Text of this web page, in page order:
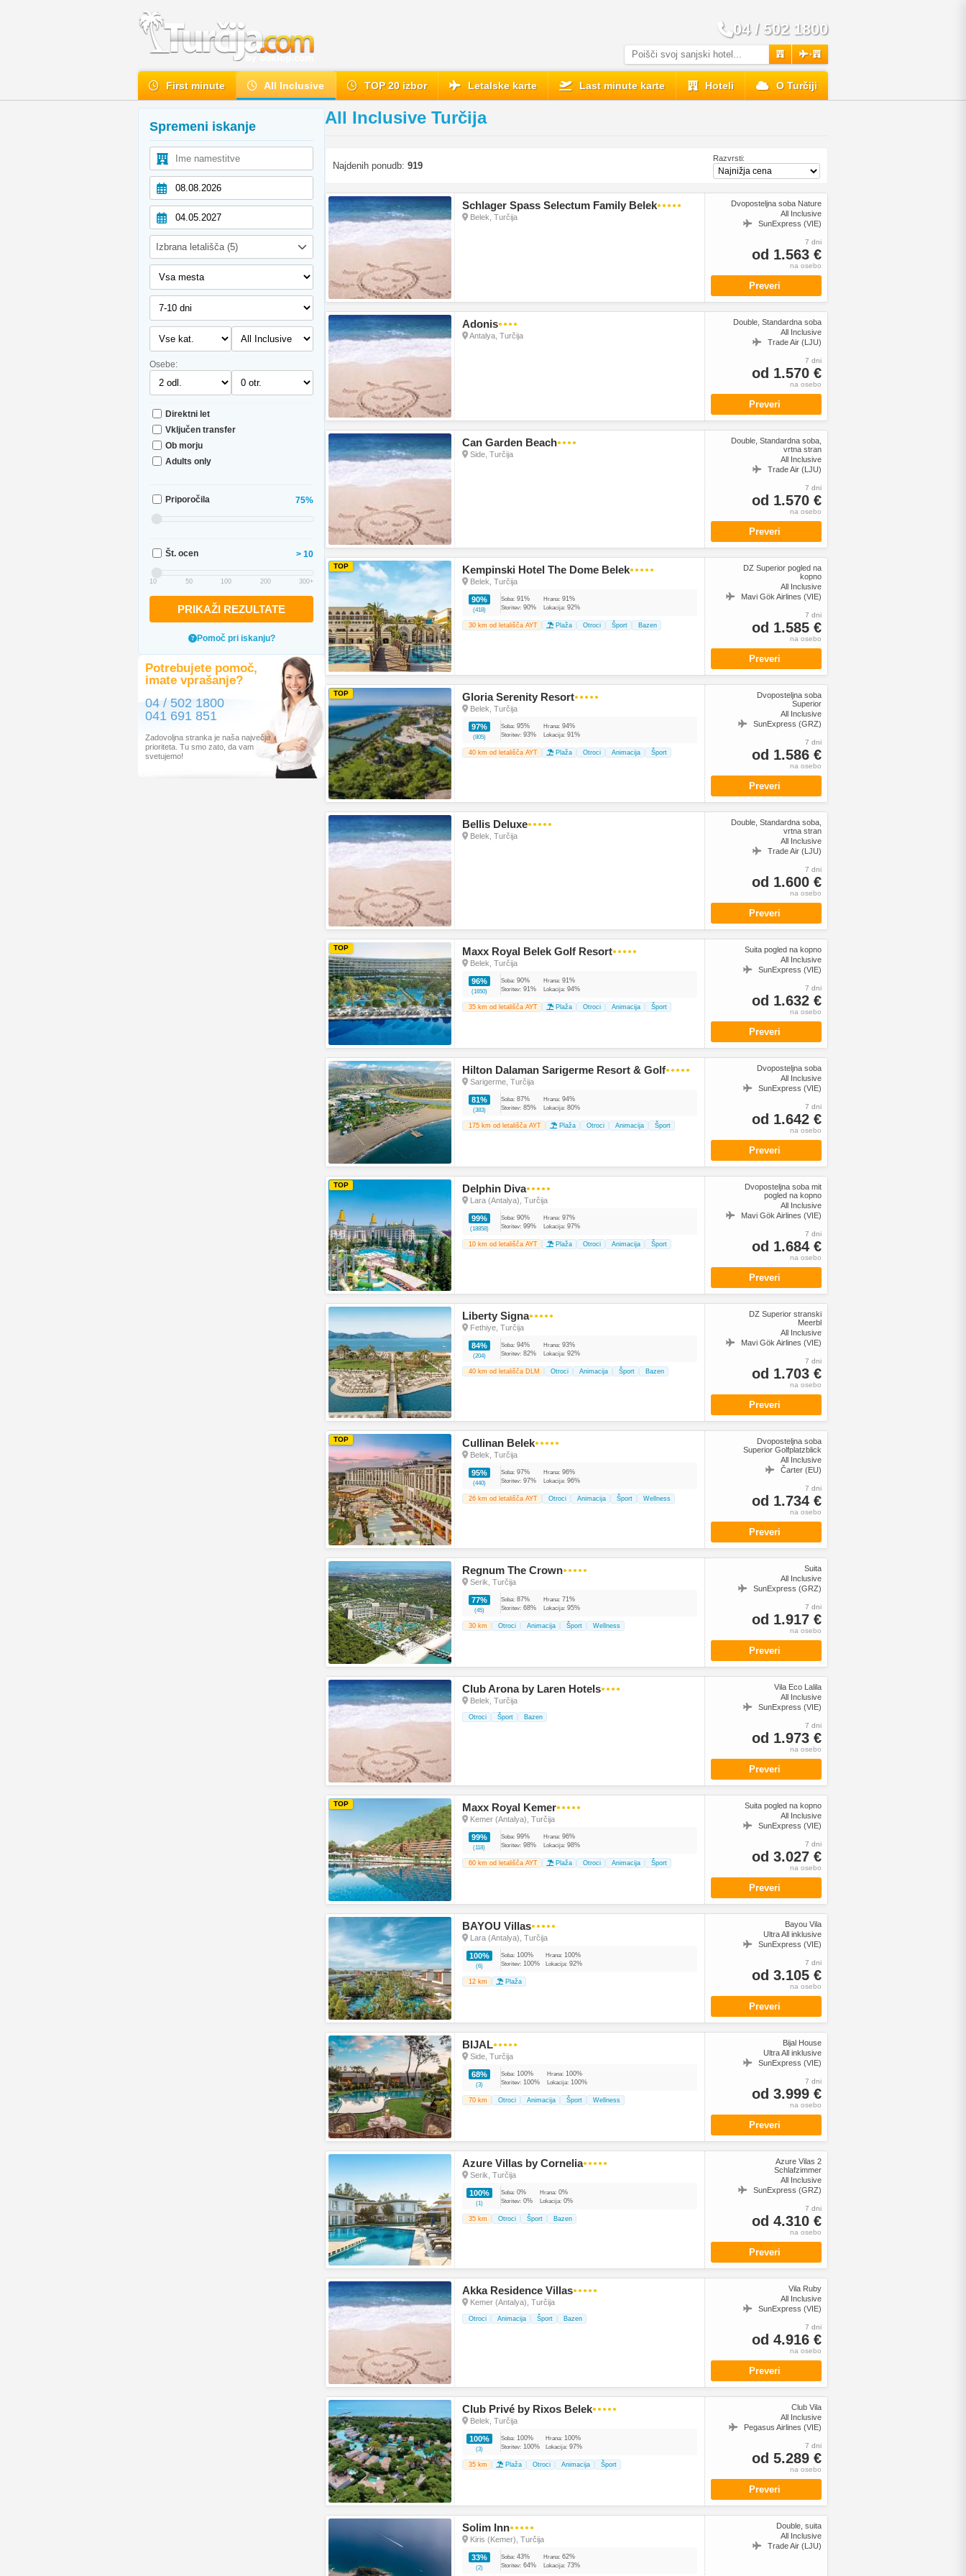
04 / 502 1800
+
First minute All Inclusive TOP 20 izbor Letalske karte Last minute karte Hoteli O Turčiji
Spremeni iskanje
Izbrana letališča (5)
Osebe:
Direktni let
Vključen transfer
Ob morju
Adults only
Priporočila 75%
Št. ocen > 10
10 50 100 200 300+
PRIKAŽI REZULTATE
Pomoč pri iskanju?
Potrebujete pomoč,
imate vprašanje?
04 / 502 1800
041 691 851
Zadovoljna stranka je naša največja
prioriteta. Tu smo zato, da vam
svetujemo!
All Inclusive Turčija
Najdenih ponudb: 919
Razvrsti:
Schlager Spass Selectum Family Belek●●●●●
Belek, Turčija
Dvoposteljna soba Nature
All Inclusive
SunExpress (VIE)
7 dni
od 1.563 €
na osebo
Preveri
Adonis●●●●
Antalya, Turčija
Double, Standardna soba
All Inclusive
Trade Air (LJU)
7 dni
od 1.570 €
na osebo
Preveri
Can Garden Beach●●●●
Side, Turčija
Double, Standardna soba,
vrtna stran
All Inclusive
Trade Air (LJU)
7 dni
od 1.570 €
na osebo
Preveri
TOP Kempinski Hotel The Dome Belek●●●●●
Belek, Turčija
90%
(418)
Soba: 91% Hrana: 91%
Storitev: 90% Lokacija: 92%
30 km od letališča AYT Plaža Otroci Šport Bazen
DZ Superior pogled na
kopno
All Inclusive
Mavi Gök Airlines (VIE)
7 dni
od 1.585 €
na osebo
Preveri
TOP Gloria Serenity Resort●●●●●
Belek, Turčija
97%
(805)
Soba: 95% Hrana: 94%
Storitev: 93% Lokacija: 91%
40 km od letališča AYT Plaža Otroci Animacija Šport
Dvoposteljna soba
Superior
All Inclusive
SunExpress (GRZ)
7 dni
od 1.586 €
na osebo
Preveri
Bellis Deluxe●●●●●
Belek, Turčija
Double, Standardna soba,
vrtna stran
All Inclusive
Trade Air (LJU)
7 dni
od 1.600 €
na osebo
Preveri
TOP Maxx Royal Belek Golf Resort●●●●●
Belek, Turčija
96%
(1650)
Soba: 90% Hrana: 91%
Storitev: 91% Lokacija: 94%
35 km od letališča AYT Plaža Otroci Animacija Šport
Suita pogled na kopno
All Inclusive
SunExpress (VIE)
7 dni
od 1.632 €
na osebo
Preveri
Hilton Dalaman Sarigerme Resort & Golf●●●●●
Sarigerme, Turčija
81%
(383)
Soba: 87% Hrana: 94%
Storitev: 85% Lokacija: 80%
175 km od letališča AYT Plaža Otroci Animacija Šport
Dvoposteljna soba
All Inclusive
SunExpress (VIE)
7 dni
od 1.642 €
na osebo
Preveri
TOP Delphin Diva●●●●●
Lara (Antalya), Turčija
99%
(18858)
Soba: 90% Hrana: 97%
Storitev: 99% Lokacija: 97%
10 km od letališča AYT Plaža Otroci Animacija Šport
Dvoposteljna soba mit
pogled na kopno
All Inclusive
Mavi Gök Airlines (VIE)
7 dni
od 1.684 €
na osebo
Preveri
Liberty Signa●●●●●
Fethiye, Turčija
84%
(204)
Soba: 94% Hrana: 93%
Storitev: 82% Lokacija: 92%
40 km od letališča DLM Otroci Animacija Šport Bazen
DZ Superior stranski
Meerbl
All Inclusive
Mavi Gök Airlines (VIE)
7 dni
od 1.703 €
na osebo
Preveri
TOP Cullinan Belek●●●●●
Belek, Turčija
95%
(440)
Soba: 97% Hrana: 96%
Storitev: 97% Lokacija: 96%
26 km od letališča AYT Otroci Animacija Šport Wellness
Dvoposteljna soba
Superior Golfplatzblick
All Inclusive
Čarter (EU)
7 dni
od 1.734 €
na osebo
Preveri
Regnum The Crown●●●●●
Serik, Turčija
77%
(45)
Soba: 87% Hrana: 71%
Storitev: 68% Lokacija: 95%
30 km Otroci Animacija Šport Wellness
Suita
All Inclusive
SunExpress (GRZ)
7 dni
od 1.917 €
na osebo
Preveri
Club Arona by Laren Hotels●●●●
Belek, Turčija
Otroci Šport Bazen
Vila Eco Lalila
All Inclusive
SunExpress (VIE)
7 dni
od 1.973 €
na osebo
Preveri
TOP Maxx Royal Kemer●●●●●
Kemer (Antalya), Turčija
99%
(118)
Soba: 99% Hrana: 96%
Storitev: 98% Lokacija: 98%
60 km od letališča AYT Plaža Otroci Animacija Šport
Suita pogled na kopno
All Inclusive
SunExpress (VIE)
7 dni
od 3.027 €
na osebo
Preveri
BAYOU Villas●●●●●
Lara (Antalya), Turčija
100%
(6)
Soba: 100% Hrana: 100%
Storitev: 100% Lokacija: 92%
12 km Plaža
Bayou Vila
Ultra All inklusive
SunExpress (VIE)
7 dni
od 3.105 €
na osebo
Preveri
BIJAL●●●●●
Side, Turčija
68%
(3)
Soba: 100% Hrana: 100%
Storitev: 100% Lokacija: 100%
70 km Otroci Animacija Šport Wellness
Bijal House
Ultra All inklusive
SunExpress (VIE)
7 dni
od 3.999 €
na osebo
Preveri
Azure Villas by Cornelia●●●●●
Serik, Turčija
100%
(1)
Soba: 0% Hrana: 0%
Storitev: 0% Lokacija: 0%
35 km Otroci Šport Bazen
Azure Vilas 2
Schlafzimmer
All Inclusive
SunExpress (GRZ)
7 dni
od 4.310 €
na osebo
Preveri
Akka Residence Villas●●●●●
Kemer (Antalya), Turčija
Otroci Animacija Šport Bazen
Vila Ruby
All Inclusive
SunExpress (VIE)
7 dni
od 4.916 €
na osebo
Preveri
Club Privé by Rixos Belek●●●●●
Belek, Turčija
100%
(3)
Soba: 100% Hrana: 100%
Storitev: 100% Lokacija: 97%
35 km Plaža Otroci Animacija Šport
Club Vila
All Inclusive
Pegasus Airlines (VIE)
7 dni
od 5.289 €
na osebo
Preveri
Solim Inn●●●●●
Kiris (Kemer), Turčija
33%
(2)
Soba: 43% Hrana: 62%
Storitev: 64% Lokacija: 73%
Double, suita
All Inclusive
Trade Air (LJU)